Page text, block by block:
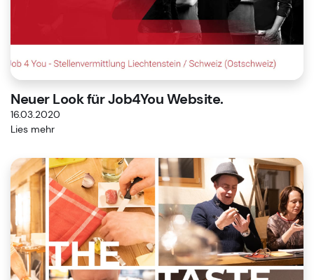
Neuer Look für Job4You Website.
16.03.2020
Lies mehr